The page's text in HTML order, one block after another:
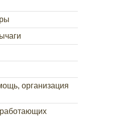
организация